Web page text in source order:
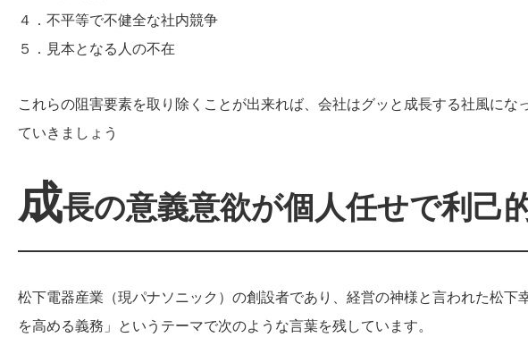
４．不平等で不健全な社内競争
５．見本となる人の不在
これらの阻害要素を取り除くことが出来れば、会社はグッと成長する社風に
ていきましょう
成長の意義意欲が個人任せで利己
松下電器産業（現パナソニック）の創設者であり、経営の神様と言われた松
を高める義務」というテーマで次のような言葉を残しています。